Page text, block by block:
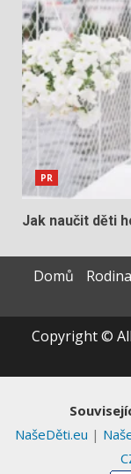
PR
Jak naučit děti
Domů Rodina
Copyright ©
NašeDěti.eu |